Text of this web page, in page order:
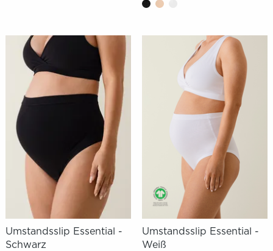
Umstandsslip Essential -
Schwarz
Umstandsslip Essential -
Weiß